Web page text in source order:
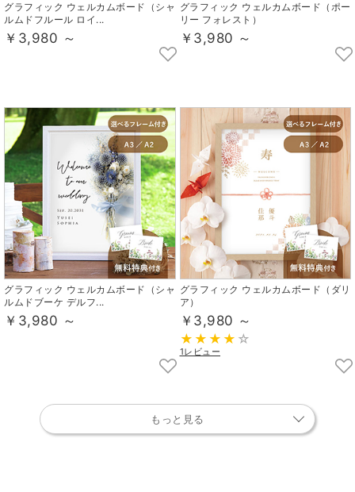
グラフィック ウェルカムボード（シャ
ルムドフルール ロイ...
￥3,980 ～
グラフィック ウェルカムボード（ポー
リー フォレスト）
￥3,980 ～
グラフィック ウェルカムボード（シャ
ルムドブーケ デルフ...
￥3,980 ～
グラフィック ウェルカムボード（ダリ
ア）
￥3,980 ～
1レビュー
もっと見る